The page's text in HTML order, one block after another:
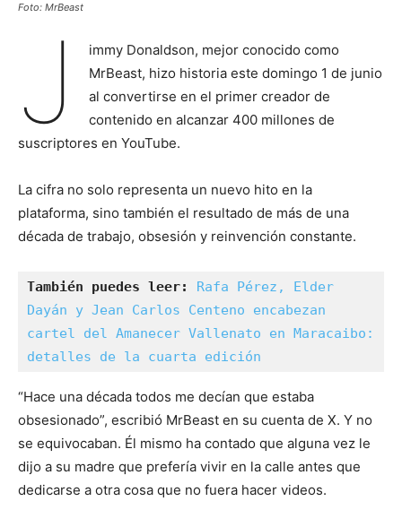
Foto: MrBeast
J
immy Donaldson, mejor conocido como
MrBeast, hizo historia este domingo 1 de junio
al convertirse en el primer creador de
contenido en alcanzar 400 millones de
suscriptores en YouTube.
La cifra no solo representa un nuevo hito en la
plataforma, sino también el resultado de más de una
década de trabajo, obsesión y reinvención constante.
También puedes leer:
Rafa Pérez, Elder
Dayán y Jean Carlos Centeno encabezan
cartel del Amanecer Vallenato en Maracaibo:
detalles de la cuarta edición
“Hace una década todos me decían que estaba
obsesionado”, escribió MrBeast en su cuenta de X. Y no
se equivocaban. Él mismo ha contado que alguna vez le
dijo a su madre que prefería vivir en la calle antes que
dedicarse a otra cosa que no fuera hacer videos.